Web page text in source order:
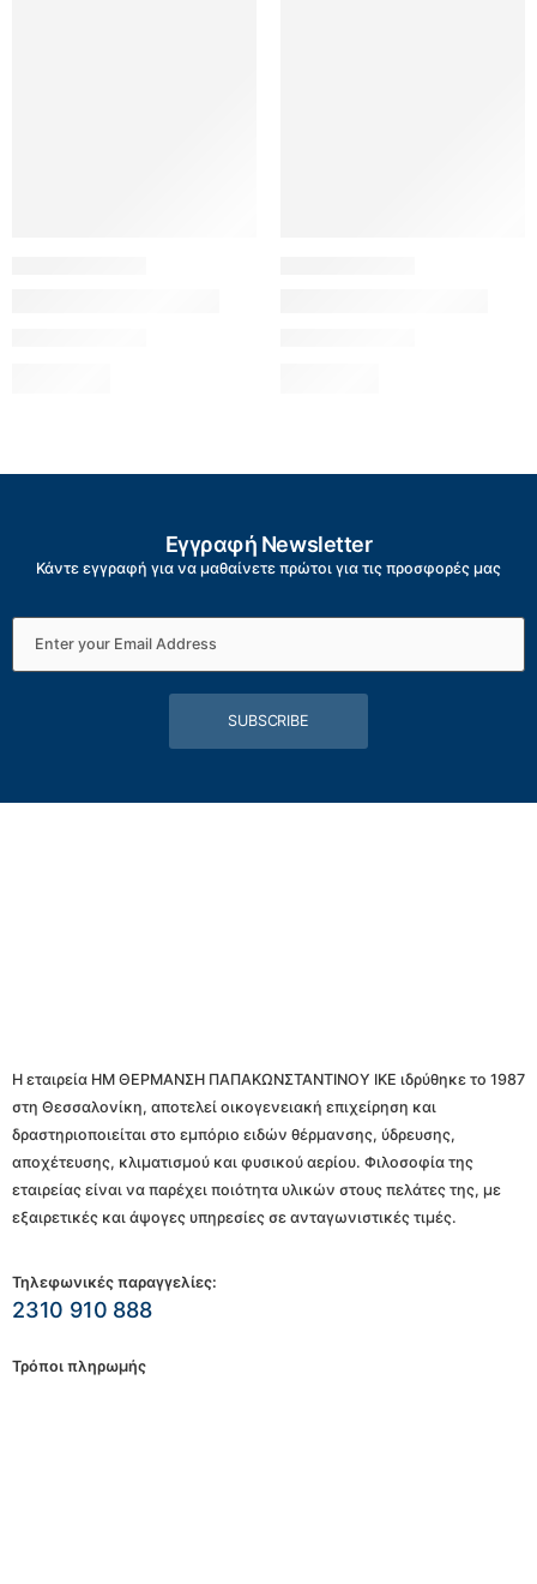
Εγγραφή Newsletter
Κάντε εγγραφή για να μαθαίνετε πρώτοι για τις προσφορές μας
SUBSCRIBE
Η εταιρεία ΗΜ ΘΕΡΜΑΝΣΗ ΠΑΠΑΚΩΝΣΤΑΝΤΙΝΟΥ ΙΚΕ ιδρύθηκε το 1987
στη Θεσσαλονίκη, αποτελεί οικογενειακή επιχείρηση και
δραστηριοποιείται στο εμπόριο ειδών θέρμανσης, ύδρευσης,
αποχέτευσης, κλιματισμού και φυσικού αερίου. Φιλοσοφία της
εταιρείας είναι να παρέχει ποιότητα υλικών στους πελάτες της, με
εξαιρετικές και άψογες υπηρεσίες σε ανταγωνιστικές τιμές.
Τηλεφωνικές παραγγελίες:
2310 910 888
Τρόποι πληρωμής